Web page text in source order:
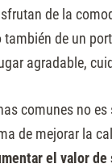
de la
también de un
agradable,
comunes no
de mejorar la
el valor de